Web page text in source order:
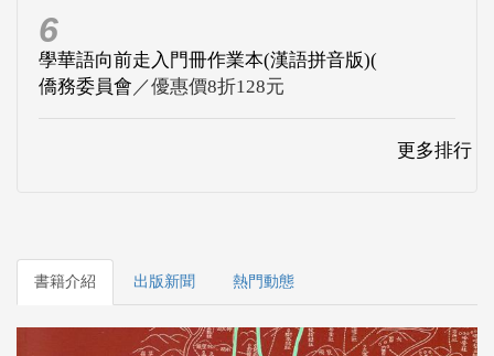
6
學華語向前走入門冊作業本(漢語拼音版)(
僑務委員會 ／優惠價8折128元
更多排行
書籍介紹 出版新聞 熱門動態